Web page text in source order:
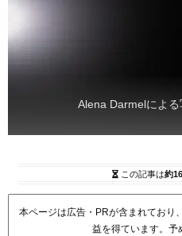
Alena Darmelによ
この記事は約
本ページは広告・PRが含まれており
益を得ています。予